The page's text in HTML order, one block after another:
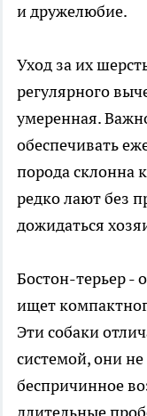
и дружелюбие.
Уход за их
регулярного
умеренная.
обеспечивать
порода склонна
редко лают без
дожидаться
Бостон-терьер -
ищет
Эти собаки
системой, они
беспричинное